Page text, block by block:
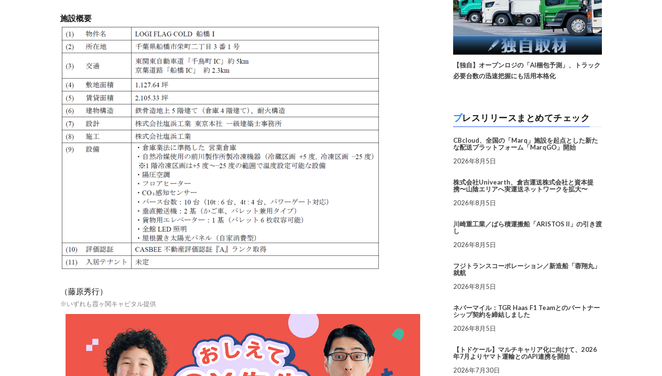
施設概要
（藤原秀行）
※いずれも霞ヶ関キャピタル提供
【独自】オープンロジの「AI梱包予測」、トラック
必要台数の迅速把握にも活用本格化
プレスリリースまとめてチェック
CBcloud、全国の「Marq」施設を起点とした新た
な配送プラットフォーム「MarqGO」開始
2026年8月5日
株式会社Univearth、倉吉運送株式会社と資本提
携〜山陰エリアへ実運送ネットワークを拡大〜
2026年8月5日
川崎重工業／ばら積運搬船「ARISTOS II」の引き渡
し
2026年8月5日
フジトランスコーポレーション／新造船「蓉翔丸」
就航
2026年8月5日
ネバーマイル：TGR Haas F1 Teamとのパートナー
シップ契約を締結しました
2026年8月5日
【トドケール】マルチキャリア化に向けて、2026
年7月よりヤマト運輸とのAPI連携を開始
2026年7月30日